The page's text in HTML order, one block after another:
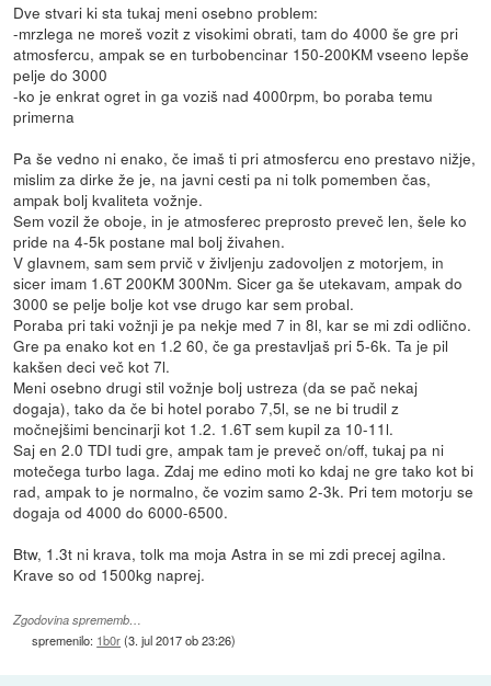
Dve stvari ki sta tukaj meni osebno problem:
-mrzlega ne moreš vozit z visokimi obrati, tam do 4000 še gre pri
atmosfercu, ampak se en turbobencinar 150-200KM vseeno lepše
pelje do 3000
-ko je enkrat ogret in ga voziš nad 4000rpm, bo poraba temu
primerna
Pa še vedno ni enako, če imaš ti pri atmosfercu eno prestavo nižje,
mislim za dirke že je, na javni cesti pa ni tolk pomemben čas,
ampak bolj kvaliteta vožnje.
Sem vozil že oboje, in je atmosferec preprosto preveč len, šele ko
pride na 4-5k postane mal bolj živahen.
V glavnem, sam sem prvič v življenju zadovoljen z motorjem, in
sicer imam 1.6T 200KM 300Nm. Sicer ga še utekavam, ampak do
3000 se pelje bolje kot vse drugo kar sem probal.
Poraba pri taki vožnji je pa nekje med 7 in 8l, kar se mi zdi odlično.
Gre pa enako kot en 1.2 60, če ga prestavljaš pri 5-6k. Ta je pil
kakšen deci več kot 7l.
Meni osebno drugi stil vožnje bolj ustreza (da se pač nekaj
dogaja), tako da če bi hotel porabo 7,5l, se ne bi trudil z
močnejšimi bencinarji kot 1.2. 1.6T sem kupil za 10-11l.
Saj en 2.0 TDI tudi gre, ampak tam je preveč on/off, tukaj pa ni
motečega turbo laga. Zdaj me edino moti ko kdaj ne gre tako kot bi
rad, ampak to je normalno, če vozim samo 2-3k. Pri tem motorju se
dogaja od 4000 do 6000-6500.
Btw, 1.3t ni krava, tolk ma moja Astra in se mi zdi precej agilna.
Krave so od 1500kg naprej.
Zgodovina sprememb…
spremenilo: 1b0r(3. jul 2017 ob 23:26)